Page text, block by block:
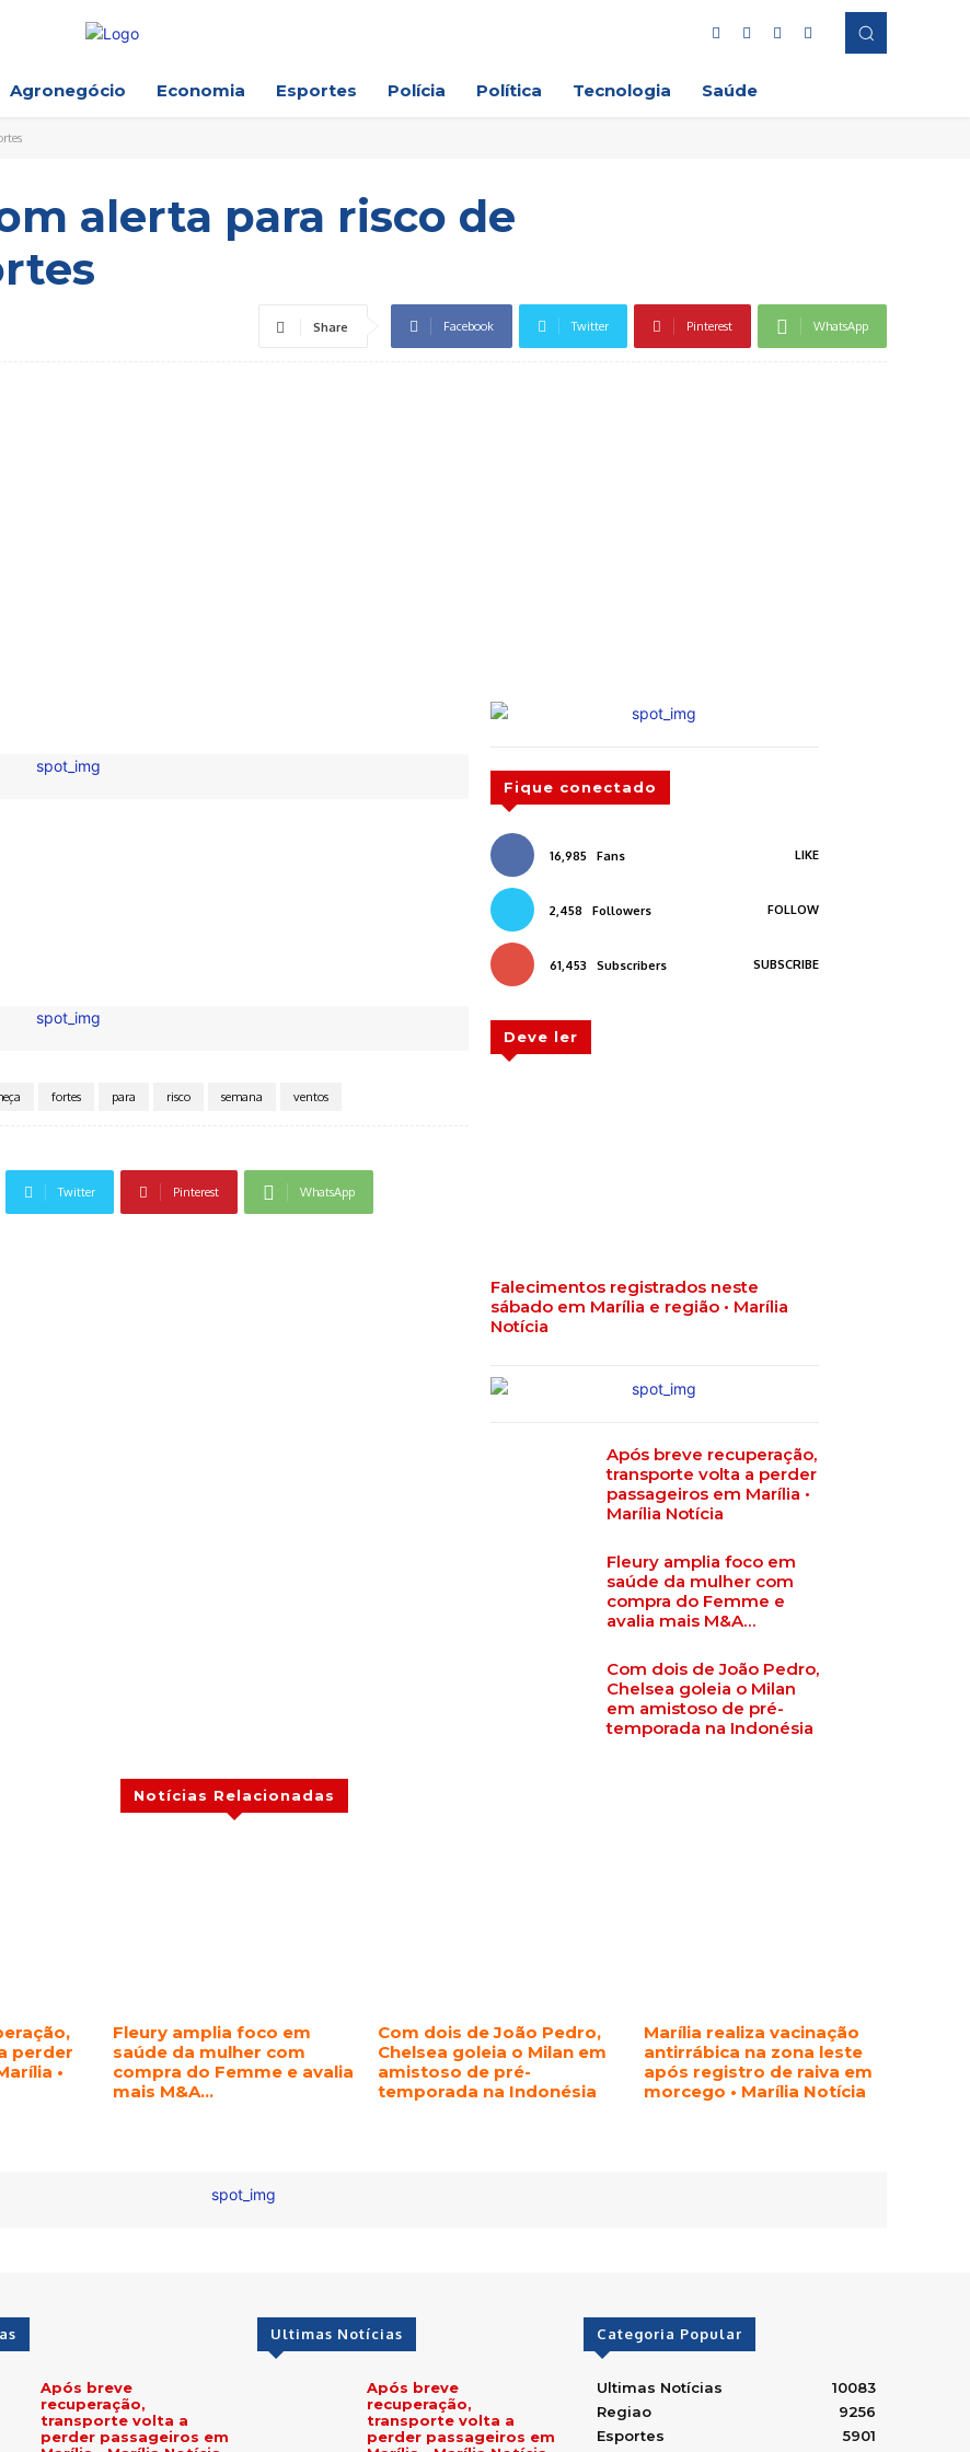
Agronegócio Economia Esportes Polícia Política Tecnologia Saúde
alerta para risco de
Share Facebook Twitter Pinterest WhatsApp
fortes para risco semana ventos
Twitter Pinterest WhatsApp
Fique conectado
16,985 Fans LIKE
2,458 Followers FOLLOW
61,453 Subscribers SUBSCRIBE
Deve ler
Falecimentos registrados neste
sábado em Marília e região • Marília
Notícia
Após breve recuperação,
transporte volta a perder
passageiros em Marília •
Marília Notícia
Fleury amplia foco em
saúde da mulher com
compra do Femme e
avalia mais M&A…
Com dois de João Pedro,
Chelsea goleia o Milan
em amistoso de pré-
temporada na Indonésia
Notícias Relacionadas
perder
•
Fleury amplia foco em
saúde da mulher com
compra do Femme e avalia
mais M&A…
Com dois de João Pedro,
Chelsea goleia o Milan em
amistoso de pré-
temporada na Indonésia
Marília realiza vacinação
antirrábica na zona leste
após registro de raiva em
morcego • Marília Notícia
Após breve
recuperação,
transporte volta a
perder passageiros em
Ultimas Notícias
Após breve
recuperação,
transporte volta a
perder passageiros em
Categoria Popular
Ultimas Notícias
10083
Regiao
9256
Esportes
5901